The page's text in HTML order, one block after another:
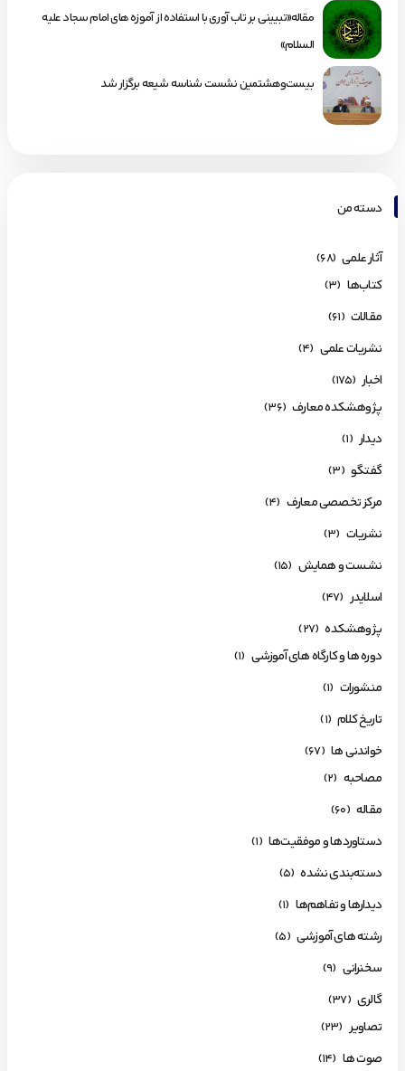
مقاله«تبیینی بر تاب آوری با استفاده از آموزه های امام سجاد علیه
السلام»
بیست‌وهشتمین نشست شناسه شیعه برگزار شد
دسته من
آثار علمی (68)
کتاب‌ها (3)
مقالات (61)
نشریات علمی (4)
اخبار (175)
پژوهشکده معارف (36)
دیدار (1)
گفتگو (3)
مرکز تخصصی معارف (4)
نشریات (3)
نشست و همایش (15)
اسلایدر (47)
پژوهشکده (27)
دوره ها و کارگاه های آموزشی (1)
منشورات (1)
تاریخ کلام (1)
خواندنی ها (67)
مصاحبه (2)
مقاله (60)
دستاوردها و موفقیت‌ها (1)
دسته‌بندی نشده (5)
دیدارها و تفاهم‌ها (1)
رشته های آموزشی (5)
سخنرانی (9)
گالری (37)
تصاویر (23)
صوت ها (14)